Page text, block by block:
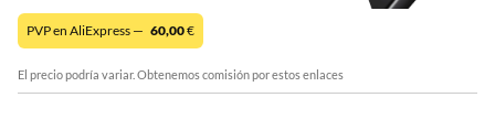
PVP en AliExpress — 60,00€
El precio podría variar. Obtenemos comisión por estos enlaces